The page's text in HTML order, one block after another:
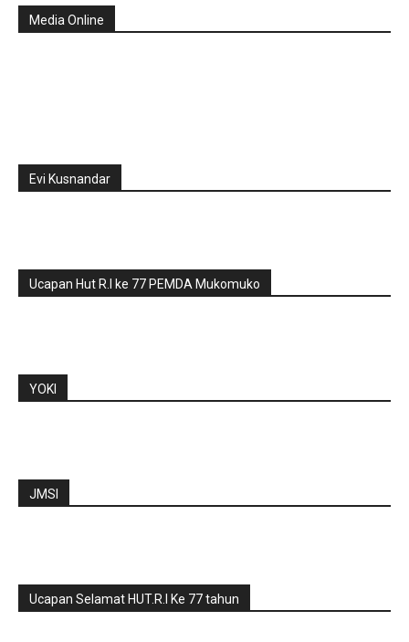
Media Online
Evi Kusnandar
Ucapan Hut R.I ke 77 PEMDA Mukomuko
YOKI
JMSI
Ucapan Selamat HUT.R.I Ke 77 tahun